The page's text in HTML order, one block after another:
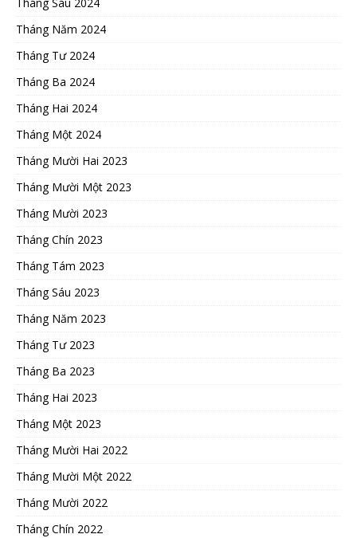
Tháng Năm 2024
Tháng Tư 2024
Tháng Ba 2024
Tháng Hai 2024
Tháng Một 2024
Tháng Mười Hai 2023
Tháng Mười Một 2023
Tháng Mười 2023
Tháng Chín 2023
Tháng Tám 2023
Tháng Sáu 2023
Tháng Năm 2023
Tháng Tư 2023
Tháng Ba 2023
Tháng Hai 2023
Tháng Một 2023
Tháng Mười Hai 2022
Tháng Mười Một 2022
Tháng Mười 2022
Tháng Chín 2022